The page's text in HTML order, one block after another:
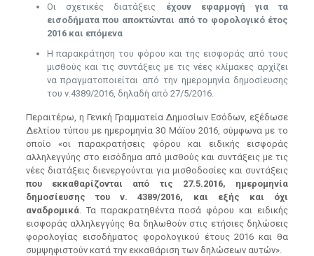
Οι σχετικές διατάξεις έχουν εφαρμογή για τα
εισοδήματα που αποκτώνται από το φορολογικό έτος
2016 και επόμενα
Η παρακράτηση του φόρου και της εισφοράς από τους
μισθούς και τις συντάξεις με τις νέες κλίμακες αρχίζει
να πραγματοποιείται από την ημερομηνία δημοσίευσης
του ν.4389/2016, δηλαδή από 27/5/2016.
Περαιτέρω, η Γενική Γραμματεία Δημοσίων Εσόδων, εξέδωσε
Δελτίου τύπου με ημερομηνία 30 Μάϊου 2016, σύμφωνα με το
οποίο «οι παρακρατήσεις φόρου και ειδικής εισφοράς
αλληλεγγύης στο εισόδημα από μισθούς και συντάξεις με τις
νέες διατάξεις διενεργούνται για μισθοδοσίες και συντάξεις
που εκκαθαρίζονται από τις 27.5.2016, ημερομηνία
δημοσίευσης του ν. 4389/2016, και εξής και όχι
αναδρομικά. Τα παρακρατηθέντα ποσά φόρου και ειδικής
εισφοράς αλληλεγγύης θα δηλωθούν στις ετήσιες δηλώσεις
φορολογίας εισοδήματος φορολογικού έτους 2016 και θα
συμψηφιστούν κατά την εκκαθάριση των δηλώσεων αυτών».